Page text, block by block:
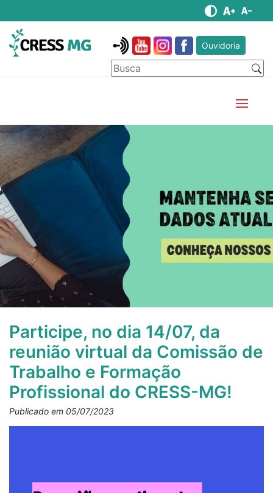
Ouvidoria
Participe, no dia 14/07, da
reunião virtual da Comissão de
Trabalho e Formação
Profissional do CRESS-MG!
Publicado em 05/07/2023